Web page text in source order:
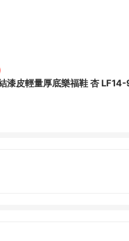
漆皮輕量厚底樂福鞋 杏